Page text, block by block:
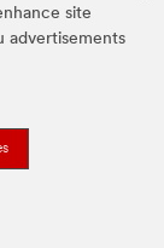
site
advertisements